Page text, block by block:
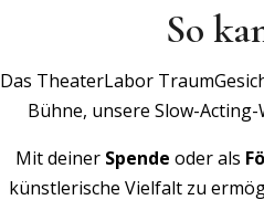
So
Das TheaterLabor
Bühne, unsere Slow-
Mit deiner Spende oder als
künstlerische Vielfalt zu